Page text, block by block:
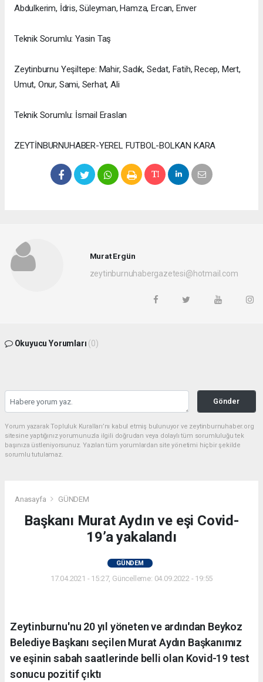
Abdulkerim, İdris, Süleyman, Hamza, Ercan, Enver
Teknik Sorumlu: Yasin Taş
Zeytinburnu Yeşiltepe: Mahir, Sadık, Sedat, Fatih, Recep, Mert,
Umut, Onur, Sami, Serhat, Ali
Teknik Sorumlu: İsmail Eraslan
ZEYTİNBURNUHABER-YEREL FUTBOL-BOLKAN KARA
Murat Ergün
zeytinburnuhabergazetesi@hotmail.com
Okuyucu Yorumları (0)
Gönder
Yorum yazarak Topluluk Kuralları’nı kabul etmiş bulunuyor ve zeytinburnuhaber.org
sitesine yaptığınız yorumunuzla ilgili doğrudan veya dolaylı tüm sorumluluğu tek
başınıza üstleniyorsunuz. Yazılan tüm yorumlardan site yönetimi hiçbir şekilde
sorumlu tutulamaz.
Anasayfa GÜNDEM
Başkanı Murat Aydın ve eşi Covid-
19’a yakalandı
GÜNDEM
17.04.2021 - 15:27, Güncelleme: 04.09.2022 - 19:55
Zeytinburnu'nu 20 yıl yöneten ve ardından Beykoz
Belediye Başkanı seçilen Murat Aydın Başkanımız
ve eşinin sabah saatlerinde belli olan Kovid-19 test
sonucu pozitif çıktı